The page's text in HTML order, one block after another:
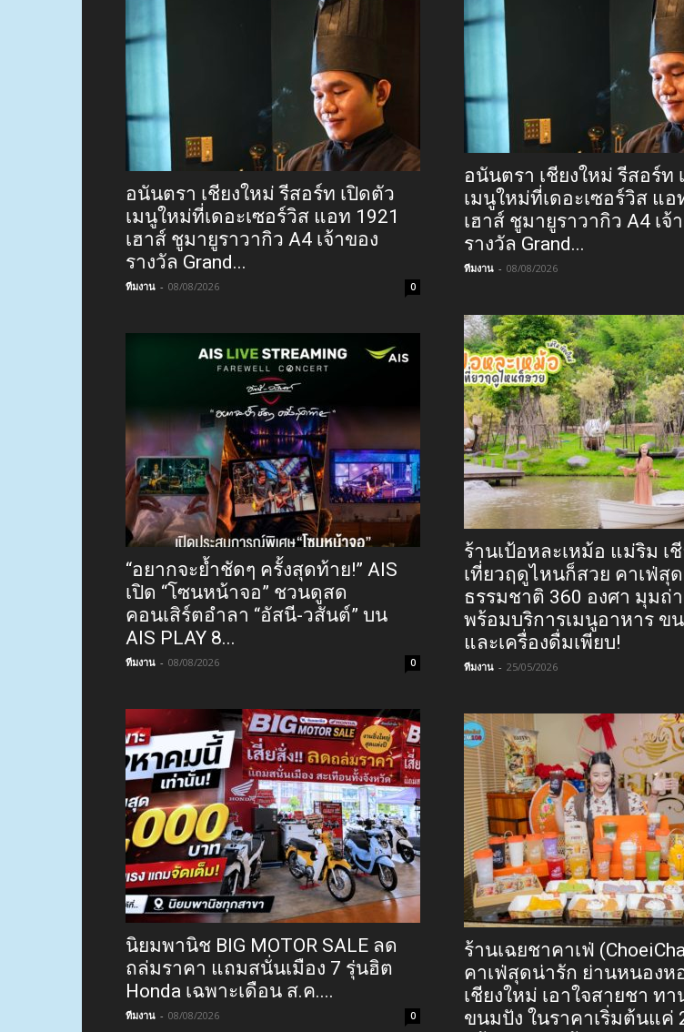
อนันตรา เชียงใหม่ รีสอร์ท เปิดตัว
เมนูใหม่ที่เดอะเซอร์วิส แอท 1921
เฮาส์ ชูมายูราวากิว A4 เจ้าของ
รางวัล Grand...
ทีมงาน - 08/08/2026 0
“อยากจะย้ำชัดๆ ครั้งสุดท้าย!” AIS
เปิด “โซนหน้าจอ” ชวนดูสด
คอนเสิร์ตอำลา “อัสนี-วสันต์” บน
AIS PLAY 8...
ทีมงาน - 08/08/2026 0
นิยมพานิช BIG MOTOR SALE ลด
ถล่มราคา แถมสนั่นเมือง 7 รุ่นฮิต
Honda เฉพาะเดือน ส.ค....
ทีมงาน - 08/08/2026 0
อนันตรา เชียงใหม่ รีสอร์ท
เมนูใหม่ที่เดอะเซอร์วิส แอ
เฮาส์ ชูมายูราวากิว A4 เจ้
รางวัล Grand...
ทีมงาน - 08/08/2026
ร้านเป้อหละเหม้อ แม่ริม เ
เที่ยวฤดูไหนก็สวย คาเฟ่สุ
ธรรมชาติ 360 องศา มุมถ่า
พร้อมบริการเมนูอาหาร ข
และเครื่องดื่มเพียบ!
ทีมงาน - 25/05/2026
ร้านเฉยชาคาเฟ่
คาเฟ่สุดน่ารัก ย่านหนองห
เชียงใหม่ เอาใจสายชา ทา
ขนมปัง ในราคาเริ่มต้นแค่